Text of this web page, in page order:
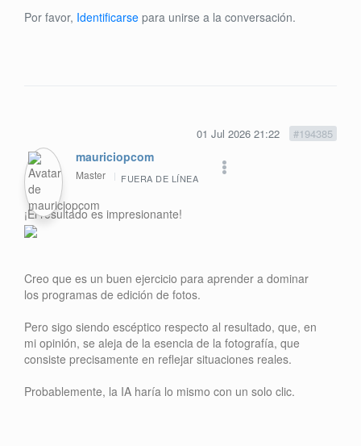
Por favor, Identificarse para unirse a la conversación.
01 Jul 2026 21:22 #194385
mauriciopcom
Master FUERA DE LÍNEA
¡El resultado es impresionante!
Creo que es un buen ejercicio para aprender a dominar
los programas de edición de fotos.
Pero sigo siendo escéptico respecto al resultado, que, en
mi opinión, se aleja de la esencia de la fotografía, que
consiste precisamente en reflejar situaciones reales.
Probablemente, la IA haría lo mismo con un solo clic.